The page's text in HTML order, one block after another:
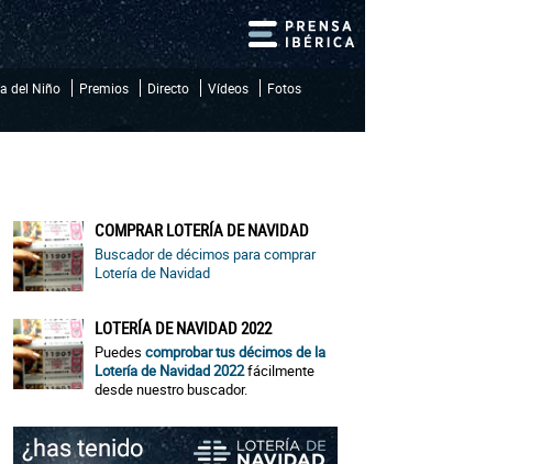
del Niño Premios Directo Vídeos
Fotos
COMPRAR LOTERÍA DE NAVIDAD
Buscador de décimos para comprar
Lotería de Navidad
LOTERÍA DE NAVIDAD 2022
Puedes comprobar tus décimos de la
Lotería de Navidad 2022fácilmente
desde nuestro buscador.